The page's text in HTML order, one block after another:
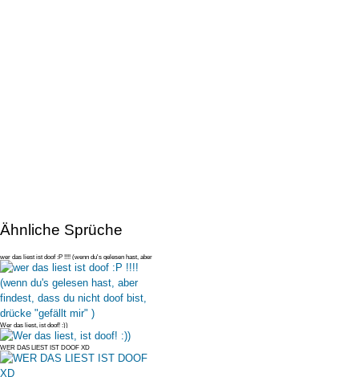
Ähnliche Sprüche
wer das liest ist doof :P !!!! (wenn du's gelesen hast, aber
findest, da
Wer das liest, ist doof! :))
WER DAS LIEST IST DOOF XD